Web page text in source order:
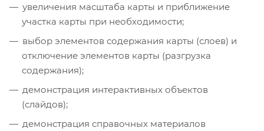
увеличения масштаба карты и приближение
участка карты при необходимости;
выбор элементов содержания карты (слоев) и
отключение элементов карты (разгрузка
содержания);
демонстрация интерактивных объектов
(слайдов);
демонстрация справочных материалов